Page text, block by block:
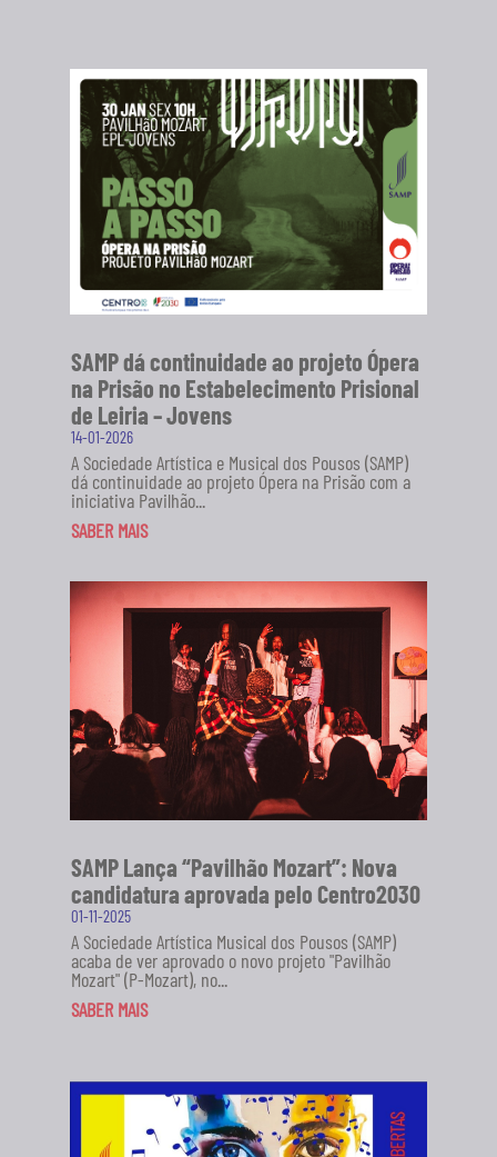
SAMP dá continuidade ao projeto Ópera
na Prisão no Estabelecimento Prisional
de Leiria – Jovens
14-01-2026
A Sociedade Artística e Musical dos Pousos (SAMP)
dá continuidade ao projeto Ópera na Prisão com a
iniciativa Pavilhão...
SABER MAIS
SAMP Lança “Pavilhão Mozart”: Nova
candidatura aprovada pelo Centro2030
01-11-2025
A Sociedade Artística Musical dos Pousos (SAMP)
acaba de ver aprovado o novo projeto "Pavilhão
Mozart" (P-Mozart), no...
SABER MAIS